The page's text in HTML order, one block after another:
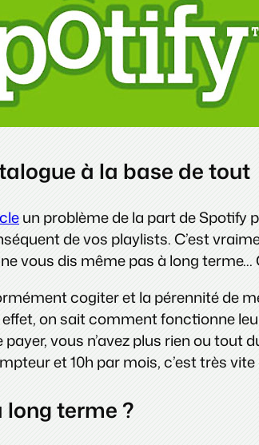
à la base de tout
un problème de la part de Spotify
de vos playlists. C’est
vous dis même pas à long terme…
cogiter et la pérennité de
on sait comment fonctionne
vous n’avez plus rien ou tout
et 10h par mois, c’est très
long terme ?